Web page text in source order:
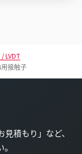
LVDT
接触子
積もり」など、